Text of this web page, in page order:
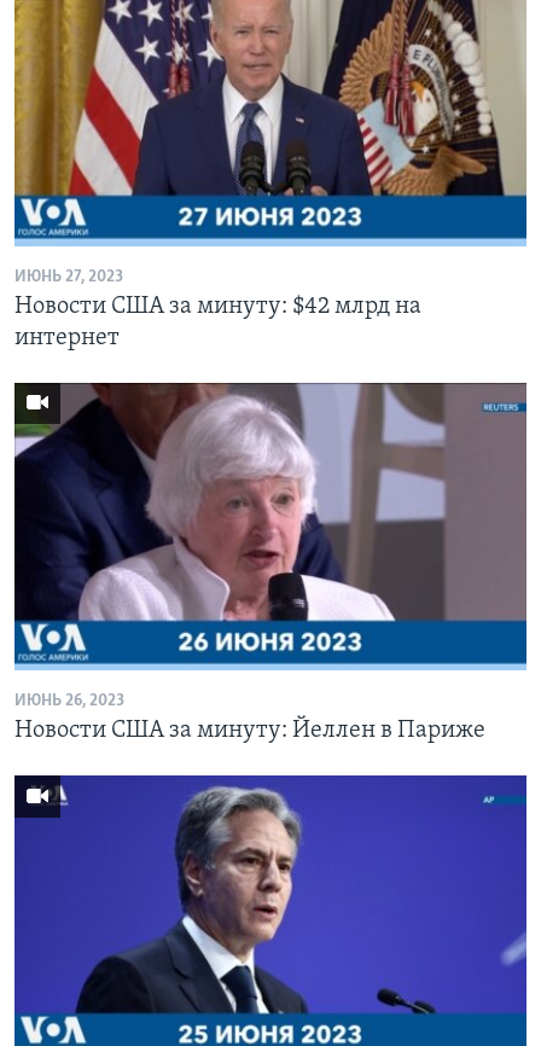
ИЮНЬ 27, 2023
Новости США за минуту: $42 млрд на
интернет
ИЮНЬ 26, 2023
Новости США за минуту: Йеллен в Париже